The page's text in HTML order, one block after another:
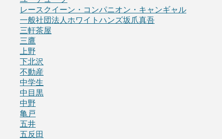
レースクイーン・コンパニオン・キャンギャル
一般社団法人ホワイトハンズ坂爪真吾
三軒茶屋
三鷹
上野
下北沢
不動産
中学生
中目黒
中野
亀戸
五井
五反田